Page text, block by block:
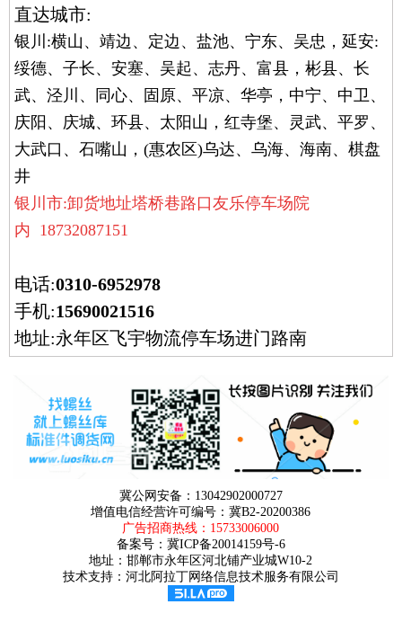
直达城市:
银川:横山、靖边、定边、盐池、宁东、吴忠，延安:
绥德、子长、安塞、吴起、志丹、富县，彬县、长
武、泾川、同心、固原、平凉、华亭，中宁、中卫、
庆阳、庆城、环县、太阳山，红寺堡、灵武、平罗、
大武口、石嘴山，(惠农区)乌达、乌海、海南、棋盘
井
银川市:卸货地址塔桥巷路口友乐停车场院
内 18732087151
电话:0310-6952978
手机:15690021516
地址:永年区飞宇物流停车场进门路南
冀公网安备：13042902000727
增值电信经营许可编号：冀B2-20200386
广告招商热线： 15733006000
备案号： 冀ICP备20014159号-6
地址：邯郸市永年区河北铺产业城W10-2
技术支持：河北阿拉丁网络信息技术服务有限公司